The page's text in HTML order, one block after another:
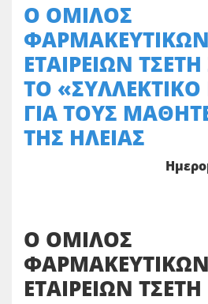
Ο ΟΜΙΛΟΣ
ΦΑΡΜΑΚΕΥΤΙΚΩΝ
ΕΤΑΙΡΕΙΩΝ ΤΣΕΤΗ
ΤΟ «ΣΥΛΛΕΚΤΙΚΟ
ΓΙΑ ΤΟΥΣ
ΤΗΣ ΗΛΕΙΑΣ
Ο ΟΜΙΛΟΣ
ΦΑΡΜΑΚΕΥΤΙΚΩΝ
ΕΤΑΙΡΕΙΩΝ ΤΣΕΤΗ